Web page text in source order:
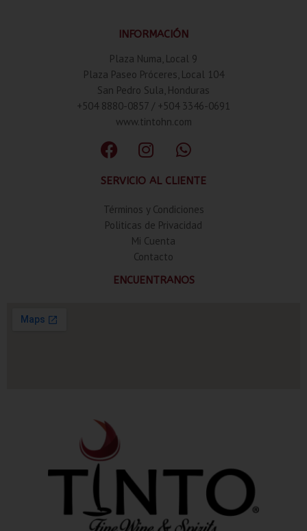
INFORMACIÓN
Plaza Numa, Local 9
Plaza Paseo Próceres, Local 104
San Pedro Sula, Honduras
+504 8880-0857 / +504 3346-0691
www.tintohn.com
SERVICIO AL CLIENTE
Términos y Condiciones
Politicas de Privacidad
Mi Cuenta
Contacto
ENCUENTRANOS